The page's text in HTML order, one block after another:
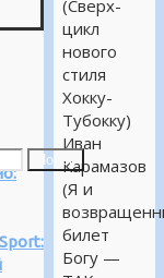
Поиск
(Сверх-
цикл
нового
стиля
Хокку-
Тубокку)
Иван
Карамазов
(Я и
билет
Богу —